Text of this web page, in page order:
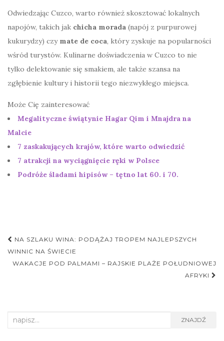
Odwiedzając Cuzco, warto również skosztować lokalnych
napojów, takich jak chicha morada (napój z purpurowej
kukurydzy) czy mate de coca, który zyskuje na popularności
wśród turystów. Kulinarne doświadczenia w Cuzco to nie
tylko delektowanie się smakiem, ale także szansa na
zgłębienie kultury i historii tego niezwykłego miejsca.
Może Cię zainteresować
Megalityczne świątynie Hagar Qim i Mnajdra na
Malcie
7 zaskakujących krajów, które warto odwiedzić
7 atrakcji na wyciągnięcie ręki w Polsce
Podróże śladami hipisów – tętno lat 60. i 70.
Nawigacja
postu
NA SZLAKU WINA: PODĄŻAJ TROPEM NAJLEPSZYCH
WINNIC NA ŚWIECIE
WAKACJE POD PALMAMI – RAJSKIE PLAŻE POŁUDNIOWEJ
AFRYKI
Search
ZNAJDŹ